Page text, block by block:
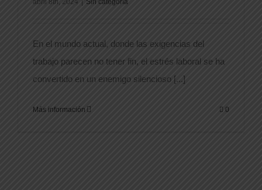
En el mundo actual, donde las exigencias del
trabajo parecen no tener fin, el estrés laboral se ha
convertido en un enemigo silencioso [...]
Más información 0